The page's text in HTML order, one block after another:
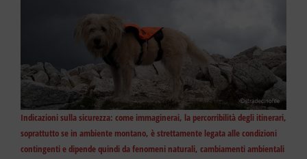
Indicazioni sulla sicurezza: come immaginerai, la percorribilità degli itinerari,
soprattutto se in ambiente montano, è strettamente legata alle condizioni
contingenti e dipende quindi da fenomeni naturali, cambiamenti ambientali